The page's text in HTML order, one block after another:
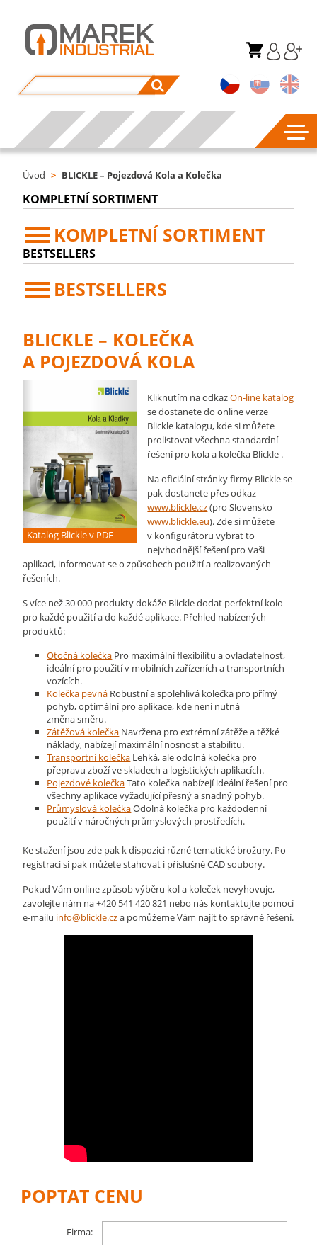
Úvod > BLICKLE – Pojezdová Kola a Kolečka
KOMPLETNÍ SORTIMENT
KOMPLETNÍ SORTIMENT
BESTSELLERS
BESTSELLERS
BLICKLE – KOLEČKA
A POJEZDOVÁ KOLA
Katalog Blickle v PDF
Kliknutím na odkazOn-line katalog
se dostanete do online verze
Blickle katalogu, kde si můžete
prolistovat všechna standardní
řešení pro kola a kolečka Blickle .
Na oficiální stránky firmy Blickle se
pak dostanete přes odkaz
www.blickle.cz(pro Slovensko
www.blickle.eu). Zde si můžete
v konfigurátoru vybrat to
nejvhodnější řešení pro Vaši
aplikaci, informovat se o způsobech použití a realizovaných
řešeních.
S více než 30 000 produkty dokáže Blickle dodat perfektní kolo
pro každé použití a do každé aplikace. Přehled nabízených
produktů:
Otočná kolečka Pro maximální flexibilitu a ovladatelnost,
ideální pro použití v mobilních zařízeních a transportních
vozících.
Kolečka pevná Robustní a spolehlivá kolečka pro přímý
pohyb, optimální pro aplikace, kde není nutná
změna směru.
Zátěžová kolečka Navržena pro extrémní zátěže a těžké
náklady, nabízejí maximální nosnost a stabilitu.
Transportní kolečka Lehká, ale odolná kolečka pro
přepravu zboží ve skladech a logistických aplikacích.
Pojezdové kolečkaTato kolečka nabízejí ideální řešení pro
všechny aplikace vyžadující přesný a snadný pohyb.
Průmyslová kolečkaOdolná kolečka pro každodenní
použití v náročných průmyslových prostředích.
Ke stažení jsou zde pak k dispozici různé tematické brožury. Po
registraci si pak můžete stahovat i příslušné CAD soubory.
Pokud Vám online způsob výběru kol a koleček nevyhovuje,
zavolejte nám na +420 541 420 8­21 nebo nás kontaktujte pomocí
e-mailu info@blickle.cza pomůžeme Vám najít to správné řešení.
POPTAT CENU
Firma: